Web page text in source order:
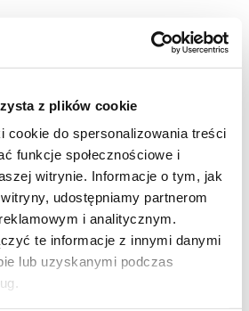
z plików cookie
cookie do spersonalizowania treści
funkcje społecznościowe i
witrynie. Informacje o tym, jak
udostępniamy partnerom
i analitycznym.
te informacje z innymi danymi
lub uzyskanymi podczas